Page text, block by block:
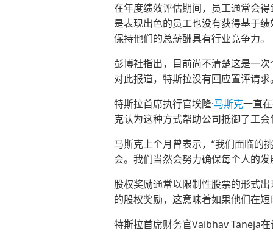
在年度绩效评估期间，员工通常会
是表现出色的员工也没有获得基于
保持他们的总薪酬具有行业竞争力。
彭博社指出，目前尚不清楚这是一
对此报道，特斯拉没有回应置评请求
特斯拉首席执行官埃隆·马斯克一直
克认为这种方式帮助公司抵御了工
马斯克上个月曾表示，“我们面临的
会。我们当然会努力确保每个人的
股权奖励通常以限制性股票的形式
的股权奖励，这意味着如果他们在
特斯拉首席财务官Vaibhav Taneja